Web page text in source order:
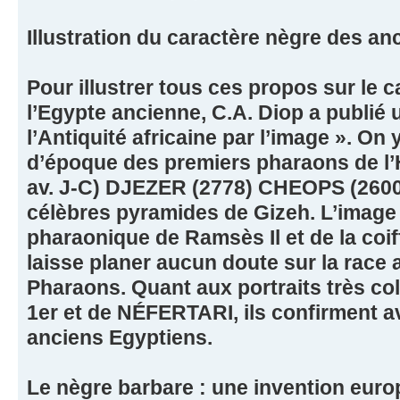
Illustration du caractère nègre des
Pour illustrer tous ces propos sur le
l’Egypte ancienne, C.A. Diop a publié
l’Antiquité africaine par l’image ».
d’époque des premiers pharaons de
av. J-C) DJEZER (2778) CHEOPS
célèbres pyramides de Gizeh.
pharaonique de Ramsès Il et de la
laisse planer aucun doute sur la race
Pharaons. Quant aux portraits très
1er et de NÉFERTARI, ils confirment
anciens Egyptiens.
Le nègre barbare : une invention